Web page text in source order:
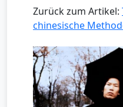
Zurück zum Artikel:
chinesische